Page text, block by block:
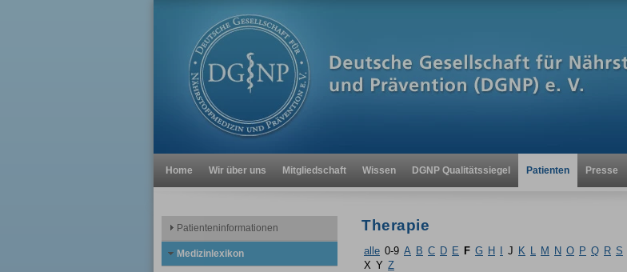
Home Wir über uns Mitgliedschaft Wissen DGNP Qualitätssiegel Patienten Presse
Patienteninformationen
Medizinlexikon
Therapie
alle 0-9 A B C D E F G H J K L M N O P Q R S
X Y Z